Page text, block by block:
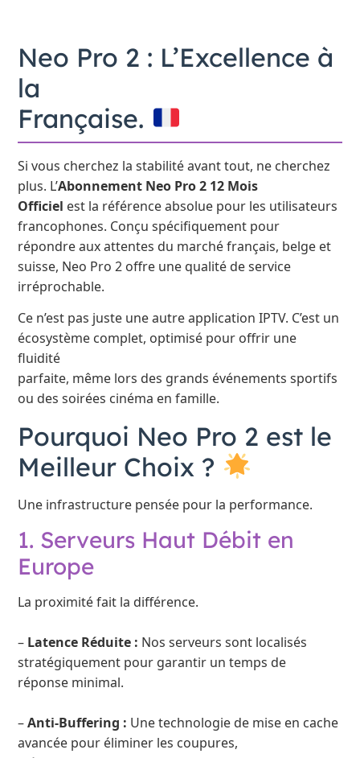
Neo Pro 2 : L’Excellence à
la
Française.
Si vous cherchez la stabilité avant tout, ne cherchez
plus. L’Abonnement Neo Pro 2 12 Mois
Officiel est la référence absolue pour les utilisateurs
francophones. Conçu spécifiquement pour
répondre aux attentes du marché français, belge et
suisse, Neo Pro 2 offre une qualité de service
irréprochable.
Ce n’est pas juste une autre application IPTV. C’est un
écosystème complet, optimisé pour offrir une
fluidité
parfaite, même lors des grands événements sportifs
ou des soirées cinéma en famille.
Pourquoi Neo Pro 2 est le
Meilleur Choix ?
Une infrastructure pensée pour la performance.
1. Serveurs Haut Débit en
Europe
La proximité fait la différence.
– Latence Réduite : Nos serveurs sont localisés
stratégiquement pour garantir un temps de
réponse minimal.
–Anti-Buffering : Une technologie de mise en cache
avancée pour éliminer les coupures,